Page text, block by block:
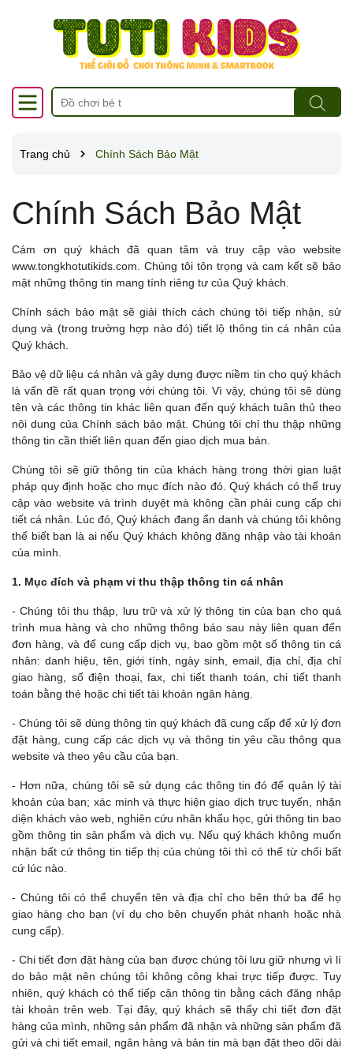
Trang chủ Chính Sách Bảo Mật
Chính Sách Bảo Mật
Cám ơn quý khách đã quan tâm và truy cập vào website
www.tongkhotutikids.com. Chúng tôi tôn trọng và cam kết sẽ bảo
mật những thông tin mang tính riêng tư của Quý khách.
Chính sách bảo mật sẽ giải thích cách chúng tôi tiếp nhận, sử
dụng và (trong trường hợp nào đó) tiết lộ thông tin cá nhân của
Quý khách.
Bảo vệ dữ liệu cá nhân và gây dựng được niềm tin cho quý khách
là vấn đề rất quan trọng với chúng tôi. Vì vậy, chúng tôi sẽ dùng
tên và các thông tin khác liên quan đến quý khách tuân thủ theo
nội dung của Chính sách bảo mật. Chúng tôi chỉ thu thập những
thông tin cần thiết liên quan đến giao dịch mua bán.
Chúng tôi sẽ giữ thông tin của khách hàng trong thời gian luật
pháp quy định hoặc cho mục đích nào đó. Quý khách có thể truy
cập vào website và trình duyệt mà không cần phải cung cấp chi
tiết cá nhân. Lúc đó, Quý khách đang ẩn danh và chúng tôi không
thể biết bạn là ai nếu Quý khách không đăng nhập vào tài khoản
của mình.
1. Mục đích và phạm vi thu thập thông tin cá nhân
- Chúng tôi thu thập, lưu trữ và xử lý thông tin của bạn cho quá
trình mua hàng và cho những thông báo sau này liên quan đến
đơn hàng, và để cung cấp dịch vụ, bao gồm một số thông tin cá
nhân: danh hiệu, tên, giới tính, ngày sinh, email, địa chỉ, địa chỉ
giao hàng, số điện thoại, fax, chi tiết thanh toán, chi tiết thanh
toán bằng thẻ hoặc chi tiết tài khoản ngân hàng.
- Chúng tôi sẽ dùng thông tin quý khách đã cung cấp để xử lý đơn
đặt hàng, cung cấp các dịch vụ và thông tin yêu cầu thông qua
website và theo yêu cầu của bạn.
- Hơn nữa, chúng tôi sẽ sử dụng các thông tin đó để quản lý tài
khoản của bạn; xác minh và thực hiện giao dịch trực tuyến, nhận
diện khách vào web, nghiên cứu nhân khẩu học, gửi thông tin bao
gồm thông tin sản phẩm và dịch vụ. Nếu quý khách không muốn
nhận bất cứ thông tin tiếp thị của chúng tôi thì có thể từ chối bất
cứ lúc nào.
- Chúng tôi có thể chuyển tên và địa chỉ cho bên thứ ba để họ
giao hàng cho bạn (ví dụ cho bên chuyển phát nhanh hoặc nhà
cung cấp).
- Chi tiết đơn đặt hàng của bạn được chúng tôi lưu giữ nhưng vì lí
do bảo mật nên chúng tôi không công khai trực tiếp được. Tuy
nhiên, quý khách có thể tiếp cận thông tin bằng cách đăng nhập
tài khoản trên web. Tại đây, quý khách sẽ thấy chi tiết đơn đặt
hàng của mình, những sản phẩm đã nhận và những sản phẩm đã
gửi và chi tiết email, ngân hàng và bản tin mà bạn đặt theo dõi dài